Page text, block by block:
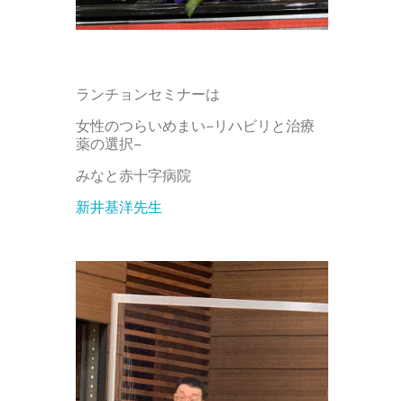
ランチョンセミナーは
女性のつらいめまい−リハビリと治療
薬の選択−
みなと赤十字病院
新井基洋先生